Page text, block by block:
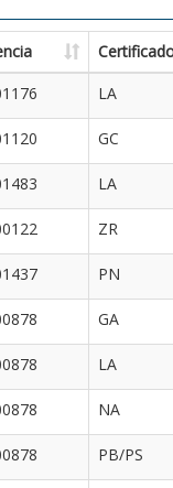
LA
GC
LA
ZR
PN
GA
LA
NA
PB/PS